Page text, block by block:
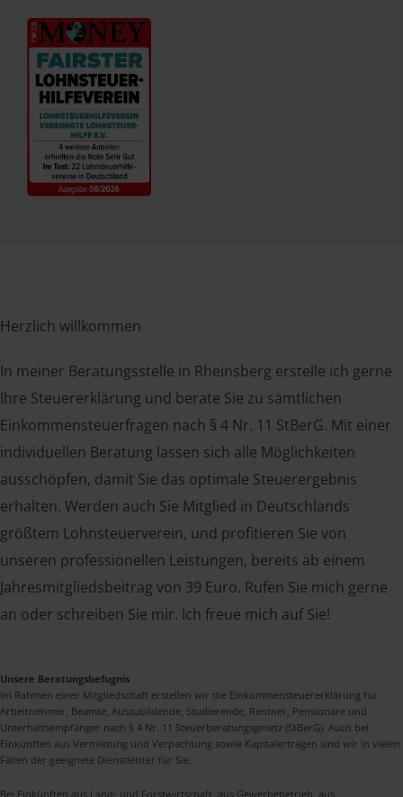
Herzlich willkommen
In meiner Beratungsstelle in Rheinsberg erstelle ich gerne
Ihre Steuererklärung und berate Sie zu sämtlichen
Einkommensteuerfragen nach § 4 Nr. 11 StBerG. Mit einer
individuellen Beratung lassen sich alle Möglichkeiten
ausschöpfen, damit Sie das optimale Steuerergebnis
erhalten. Werden auch Sie Mitglied in Deutschlands
größtem Lohnsteuerverein, und profitieren Sie von
unseren professionellen Leistungen, bereits ab einem
Jahresmitgliedsbeitrag von 39 Euro. Rufen Sie mich gerne
an oder schreiben Sie mir. Ich freue mich auf Sie!
Unsere Beratungsbefugnis
Im Rahmen einer Mitgliedschaft erstellen wir die Einkommensteuererklärung für
Arbeitnehmer, Beamte, Auszubildende, Studierende, Rentner, Pensionäre und
Unterhaltsempfänger nach § 4 Nr. 11 Steuerberatungsgesetz (StBerG). Auch bei
Einkünften aus Vermietung und Verpachtung sowie Kapitalerträgen sind wir in vielen
Fällen der geeignete Dienstleister für Sie.
Bei Einkünften aus Land- und Forstwirtschaft, aus Gewerbebetrieb, aus